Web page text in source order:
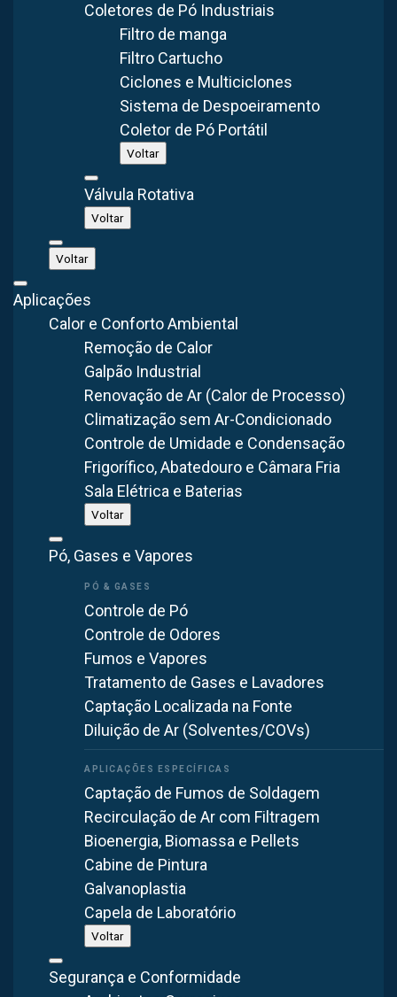
Coletores de Pó Industriais
Filtro de manga
Filtro Cartucho
Ciclones e Multiciclones
Sistema de Despoeiramento
Coletor de Pó Portátil
Voltar
Válvula Rotativa
Voltar
Voltar
Aplicações
Calor e Conforto Ambiental
Remoção de Calor
Galpão Industrial
Renovação de Ar (Calor de Processo)
Climatização sem Ar-Condicionado
Controle de Umidade e Condensação
Frigorífico, Abatedouro e Câmara Fria
Sala Elétrica e Baterias
Voltar
Pó, Gases e Vapores
Controle de Pó
Controle de Odores
Fumos e Vapores
Tratamento de Gases e Lavadores
Captação Localizada na Fonte
Diluição de Ar (Solventes/COVs)
Captação de Fumos de Soldagem
Recirculação de Ar com Filtragem
Bioenergia, Biomassa e Pellets
Cabine de Pintura
Galvanoplastia
Capela de Laboratório
Voltar
Segurança e Conformidade
O que é Exaustor e Insuflador?
Como Escolher Insuflador e Exaustor para a
Qual a Diferença entre Insuflador e Exaustor?
O que é Exaustor e Insuflador?
Não sabe qual escolher? Engenheiros analisam
Falar no WhatsApp
Ver Insufladores
O exaustor é um equipamento utilizado para retirar o ar do
ambiente interno, removendo calor, vapores, gases e
partículas contaminantes.
Assim, promove a exaustão do ar viciado, direcionando-o
para o ambiente externo, o que melhora a qualidade do ar e
contribui para um ambiente de trabalho mais saudável e
Já o insuflador tem a função oposta: é responsável por
introduzir ar fresco do ambiente externo para o interior,
renovando o ar e equilibrando a pressão interna.
Esse processo ajuda a diluir contaminantes, controlar a
temperatura e manter o conforto térmico no espaço
Ambos os equipamentossão essenciais em sistemas de
ventilação industrial, podendo atuar de forma
complementar.
Portanto, a escolha entre exaustor e insuflador, ou a
combinação dos dois, depende das características do